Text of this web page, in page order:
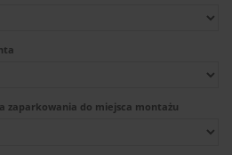
zaparkowania do miejsca montażu